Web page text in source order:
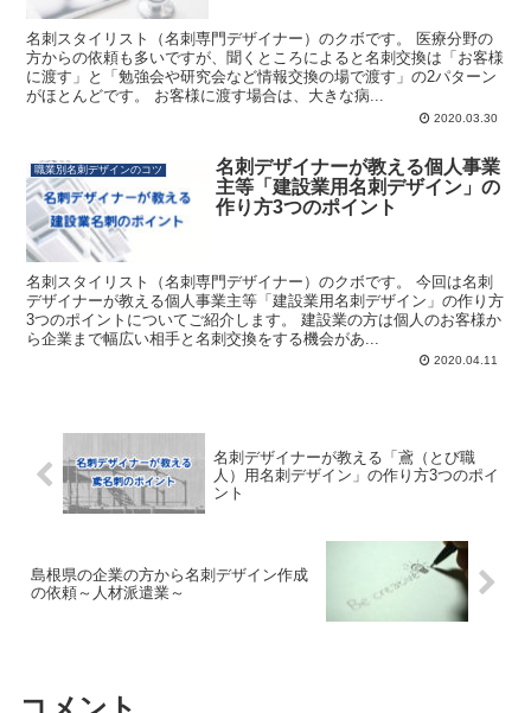
名刺スタイリスト（名刺専門デザイナー）のクボです。 医療分野の
方からの依頼も多いですが、聞くところによると名刺交換は「お客様
に渡す」と「勉強会や研究会など情報交換の場で渡す」の2パターン
がほとんどです。 お客様に渡す場合は、大きな病...
2020.03.30
職業別名刺デザインのコツ
名刺デザイナーが教える個人事業
主等「建設業用名刺デザイン」の
作り方3つのポイント
名刺スタイリスト（名刺専門デザイナー）のクボです。 今回は名刺
デザイナーが教える個人事業主等「建設業用名刺デザイン」の作り方
3つのポイントについてご紹介します。 建設業の方は個人のお客様か
ら企業まで幅広い相手と名刺交換をする機会があ...
2020.04.11
名刺デザイナーが教える「鳶（とび職
人）用名刺デザイン」の作り方3つのポイ
ント
島根県の企業の方から名刺デザイン作成
の依頼～人材派遣業～